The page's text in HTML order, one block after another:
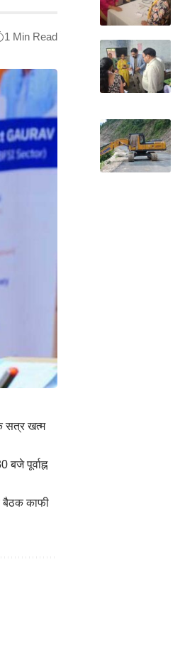
1 Min Read
सत्र खत्म
पूर्वाह्न
बैठक काफी